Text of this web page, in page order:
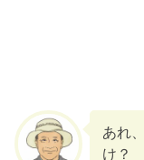
あれ
け？